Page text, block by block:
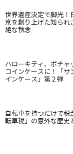
世界遺産決定で脚光
京を創り上げた知ら
絶な執念
ハローキティ、ポチ
コインケースに！「
インケース」第２弾
自転車を持つだけで税
転車税」の意外な歴史